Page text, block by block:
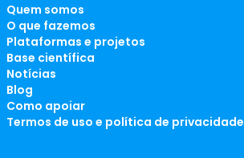
Quem somos
O que fazemos
Plataformas e projetos
Base científica
Notícias
Blog
Como apoiar
Termos de uso e política de privacidade